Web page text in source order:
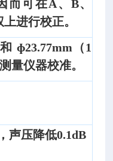
而可在A 、 B、
进行校正。
ɸ23.77mm （1
量仪器校准。
声压降低0.1dB